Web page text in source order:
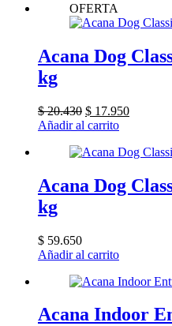
OFERTA
Acana Dog
kg
$20.430 El
precio
era:
$ 17.950El
es:
Añadir al carrito
Acana Dog
kg
$ 59.650
Añadir al carrito
Acana Indoor